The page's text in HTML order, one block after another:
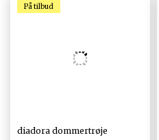
På tilbud
diadora dommertrøje